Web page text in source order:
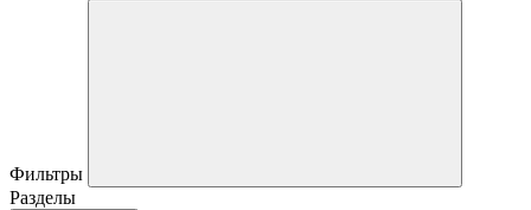
Фильтры
Разделы